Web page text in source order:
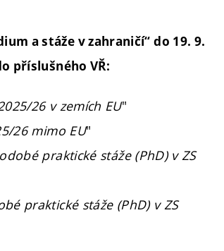
a stáže v zahraničí“ do 19. 9.
příslušného VŘ:
26 v zemích EU"
26 mimo EU"
praktické stáže (PhD) v ZS
praktické stáže (PhD) v ZS